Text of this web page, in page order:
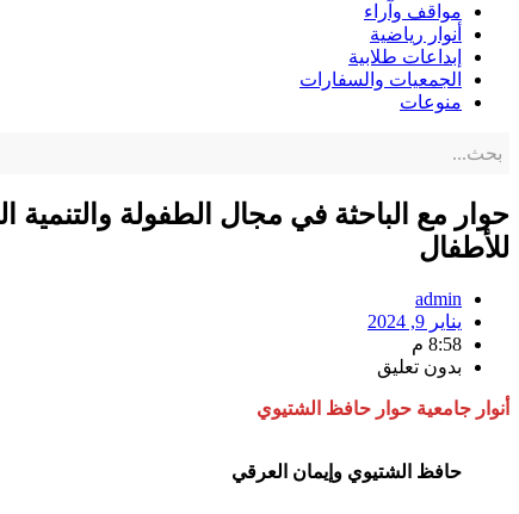
مواقف وآراء
أنوار رياضية
إبداعات طلابية
الجمعيات والسفارات
منوعات
حوار مع الباحثة في مجال الطفولة
للأطفال
admin
يناير 9, 2024
8:58 م
بدون تعليق
أنوار جامعية حوار حافظ الشتيوي
حافظ الشتيوي وإيمان العرقي